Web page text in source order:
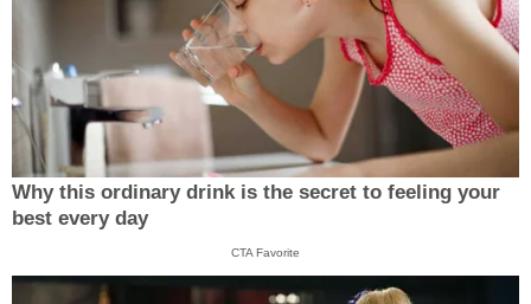
Why this ordinary drink is the secret to feeling your
best every day
CTA Favorite